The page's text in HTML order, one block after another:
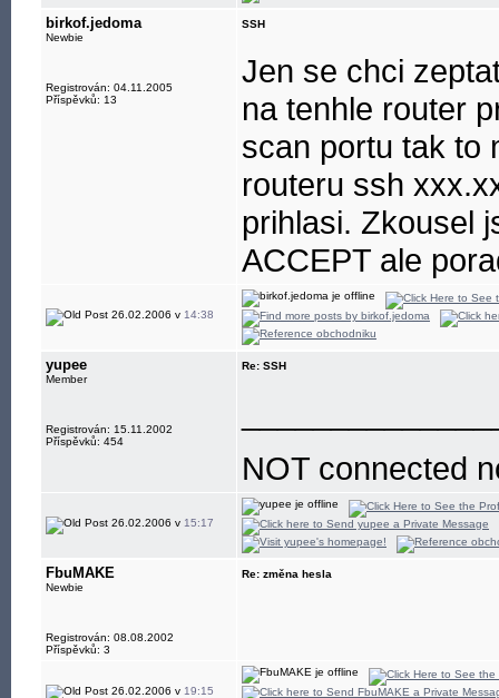
birkof.jedoma
Newbie
Registrován: 04.11.2005
Příspěvků: 13
SSH
Jen se chci
na tenhle router
scan portu tak to
routeru ssh
prihlasi. Zkousel
ACCEPT ale
26.02.2006 v 14:38
yupee
Member
Registrován: 15.11.2002
Příspěvků: 454
Re: SSH
NOT connected
26.02.2006 v 15:17
FbuMAKE
Newbie
Registrován: 08.08.2002
Příspěvků: 3
Re: změna hesla
26.02.2006 v 19:15